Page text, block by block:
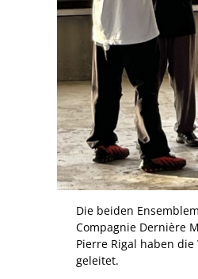
Die beiden
Compagnie Dernière
Pierre Rigal haben die
geleitet.